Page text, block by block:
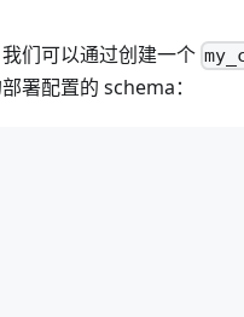
们可以通过创建一个
署配置的 schema：